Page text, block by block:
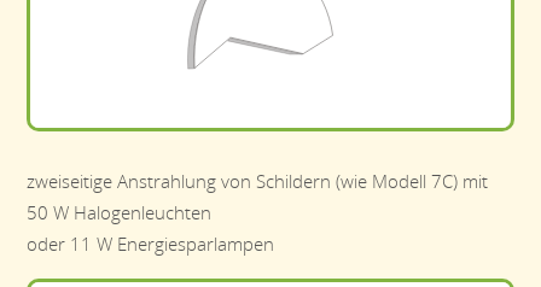
zweiseitige Anstrahlung von Schildern (wie Modell 7C) mit
50 W Halogenleuchten
oder 11 W Energiesparlampen